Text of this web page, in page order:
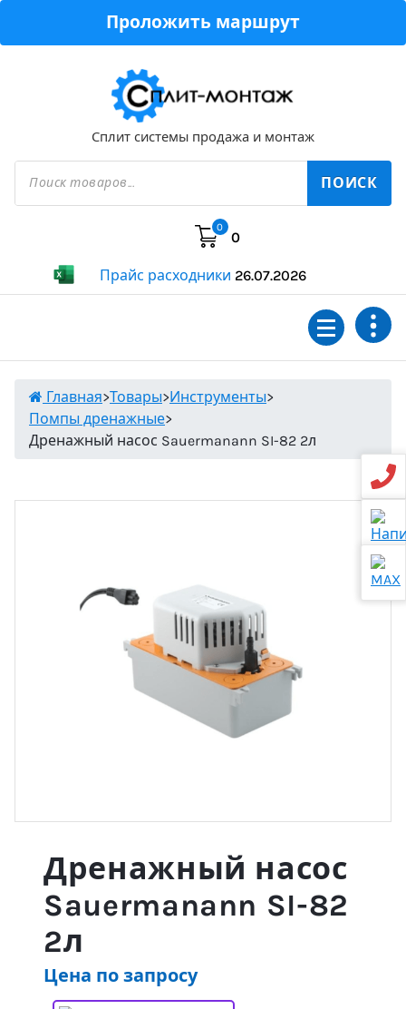
Проложить маршрут
Сплит системы продажа и монтаж
Поиск
товаров
ПОИСК
0
0
Прайс расходники 26.07.2026
Главная>Товары>Инструменты>
Помпы дренажные>
Дренажный насос Sauermanann SI-82 2л
Дренажный насос
Sauermanann SI-82
2л
Цена по запросу